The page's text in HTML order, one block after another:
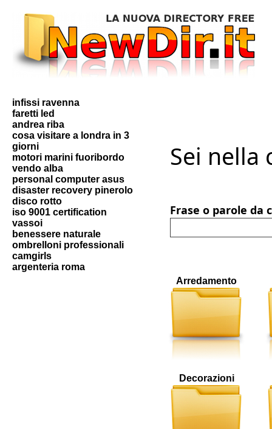
infissi ravenna
faretti led
andrea riba
cosa visitare a londra in 3
giorni
motori marini fuoribordo
vendo alba
personal computer asus
disaster recovery pinerolo
disco rotto
iso 9001 certification
vassoi
benessere naturale
ombrelloni professionali
camgirls
argenteria roma
Sei
Frase o parole da
Arredamento
Decorazioni